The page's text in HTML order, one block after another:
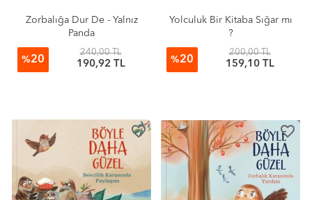
Zorbalığa Dur De - Yalnız
Panda
%20
240,00 TL
190,92 TL
Yolculuk Bir Kitaba Sığar mı
?
%20
200,00 TL
159,10 TL
favorite_border favorite_border